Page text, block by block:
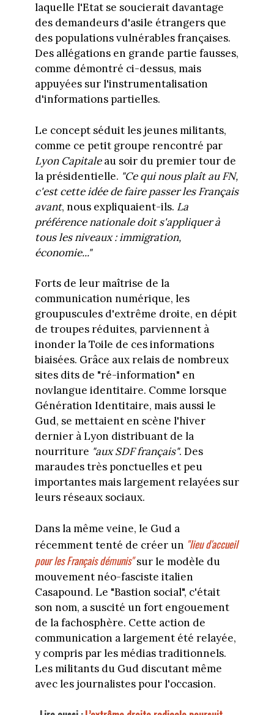
laquelle l'Etat se soucierait davantage
des demandeurs d'asile étrangers que
des populations vulnérables françaises.
Des allégations en grande partie fausses,
comme démontré ci-dessus, mais
appuyées sur l'instrumentalisation
d'informations partielles.
Le concept séduit les jeunes militants,
comme ce petit groupe rencontré par
Lyon Capitaleau soir du premier tour de
la présidentielle. "Ce qui nous plaît au FN,
c'est cette idée de faire passer les Français
avant, nous expliquaient-ils. La
préférence nationale doit s'appliquer à
tous les niveaux : immigration,
économie..."
Forts de leur maîtrise de la
communication numérique, les
groupuscules d'extrême droite, en dépit
de troupes réduites, parviennent à
inonder la Toile de ces informations
biaisées. Grâce aux relais de nombreux
sites dits de "ré-information" en
novlangue identitaire. Comme lorsque
Génération Identitaire, mais aussi le
Gud, se mettaient en scène l'hiver
dernier à Lyon distribuant de la
nourriture "aux SDF français". Des
maraudes très ponctuelles et peu
importantes mais largement relayées sur
leurs réseaux sociaux.
Dans la même veine, le Gud a
récemment tenté de créer un "lieu d'accueil
pour les Français démunis"sur le modèle du
mouvement néo-fasciste italien
Casapound. Le "Bastion social", c'était
son nom, a suscité un fort engouement
de la fachosphère. Cette action de
communication a largement été relayée,
y compris par les médias traditionnels.
Les militants du Gud discutant même
avec les journalistes pour l'occasion.